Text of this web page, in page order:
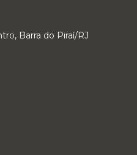
Barra do Piraí/RJ